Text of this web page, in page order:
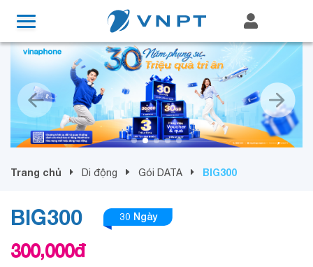
Trang chủ Di động Gói DATA BIG300
BIG300 30 Ngày
300,000đ